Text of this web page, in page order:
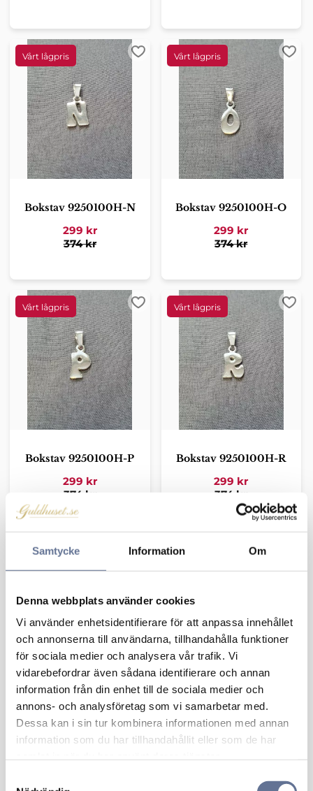
Samtycke Information Om
Denna webbplats använder cookies
Vi använder enhetsidentifierare för att anpassa innehållet
och annonserna till användarna, tillhandahålla funktioner
för sociala medier och analysera vår trafik. Vi
vidarebefordrar även sådana identifierare och annan
information från din enhet till de sociala medier och
annons- och analysföretag som vi samarbetar med.
Dessa kan i sin tur kombinera informationen med annan
information som du har tillhandahållit eller som de har
Bokstav 9250100H-N
299 kr
374kr
Lägg till i favoriter
Bokstav 9250100H-O
299 kr
374kr
Bokstav 9250100H-P
299 kr
374 kr
Lägg till i favoriter
Bokstav 9250100H-R
299 kr
374 kr
Bokstav 9250100H-S
374kr
Bokstav 9250100H-T
374kr